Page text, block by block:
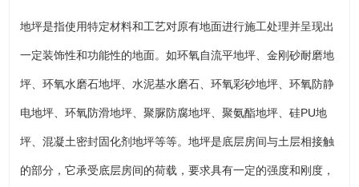
地坪是指使用特定材料和工艺对原有地面进行施工处理并呈现出
一定装饰性和功能性的地面。如环氧自流平地坪、金刚砂耐磨地
坪、环氧水磨石地坪、水泥基水磨石、环氧彩砂地坪、环氧防静
电地坪、环氧防滑地坪、聚脲防腐地坪、聚氨酯地坪、硅PU地
坪、混凝土密封固化剂地坪等等。地坪是底层房间与土层相接触
的部分，它承受底层房间的荷载，要求具有一定的强度和刚度，